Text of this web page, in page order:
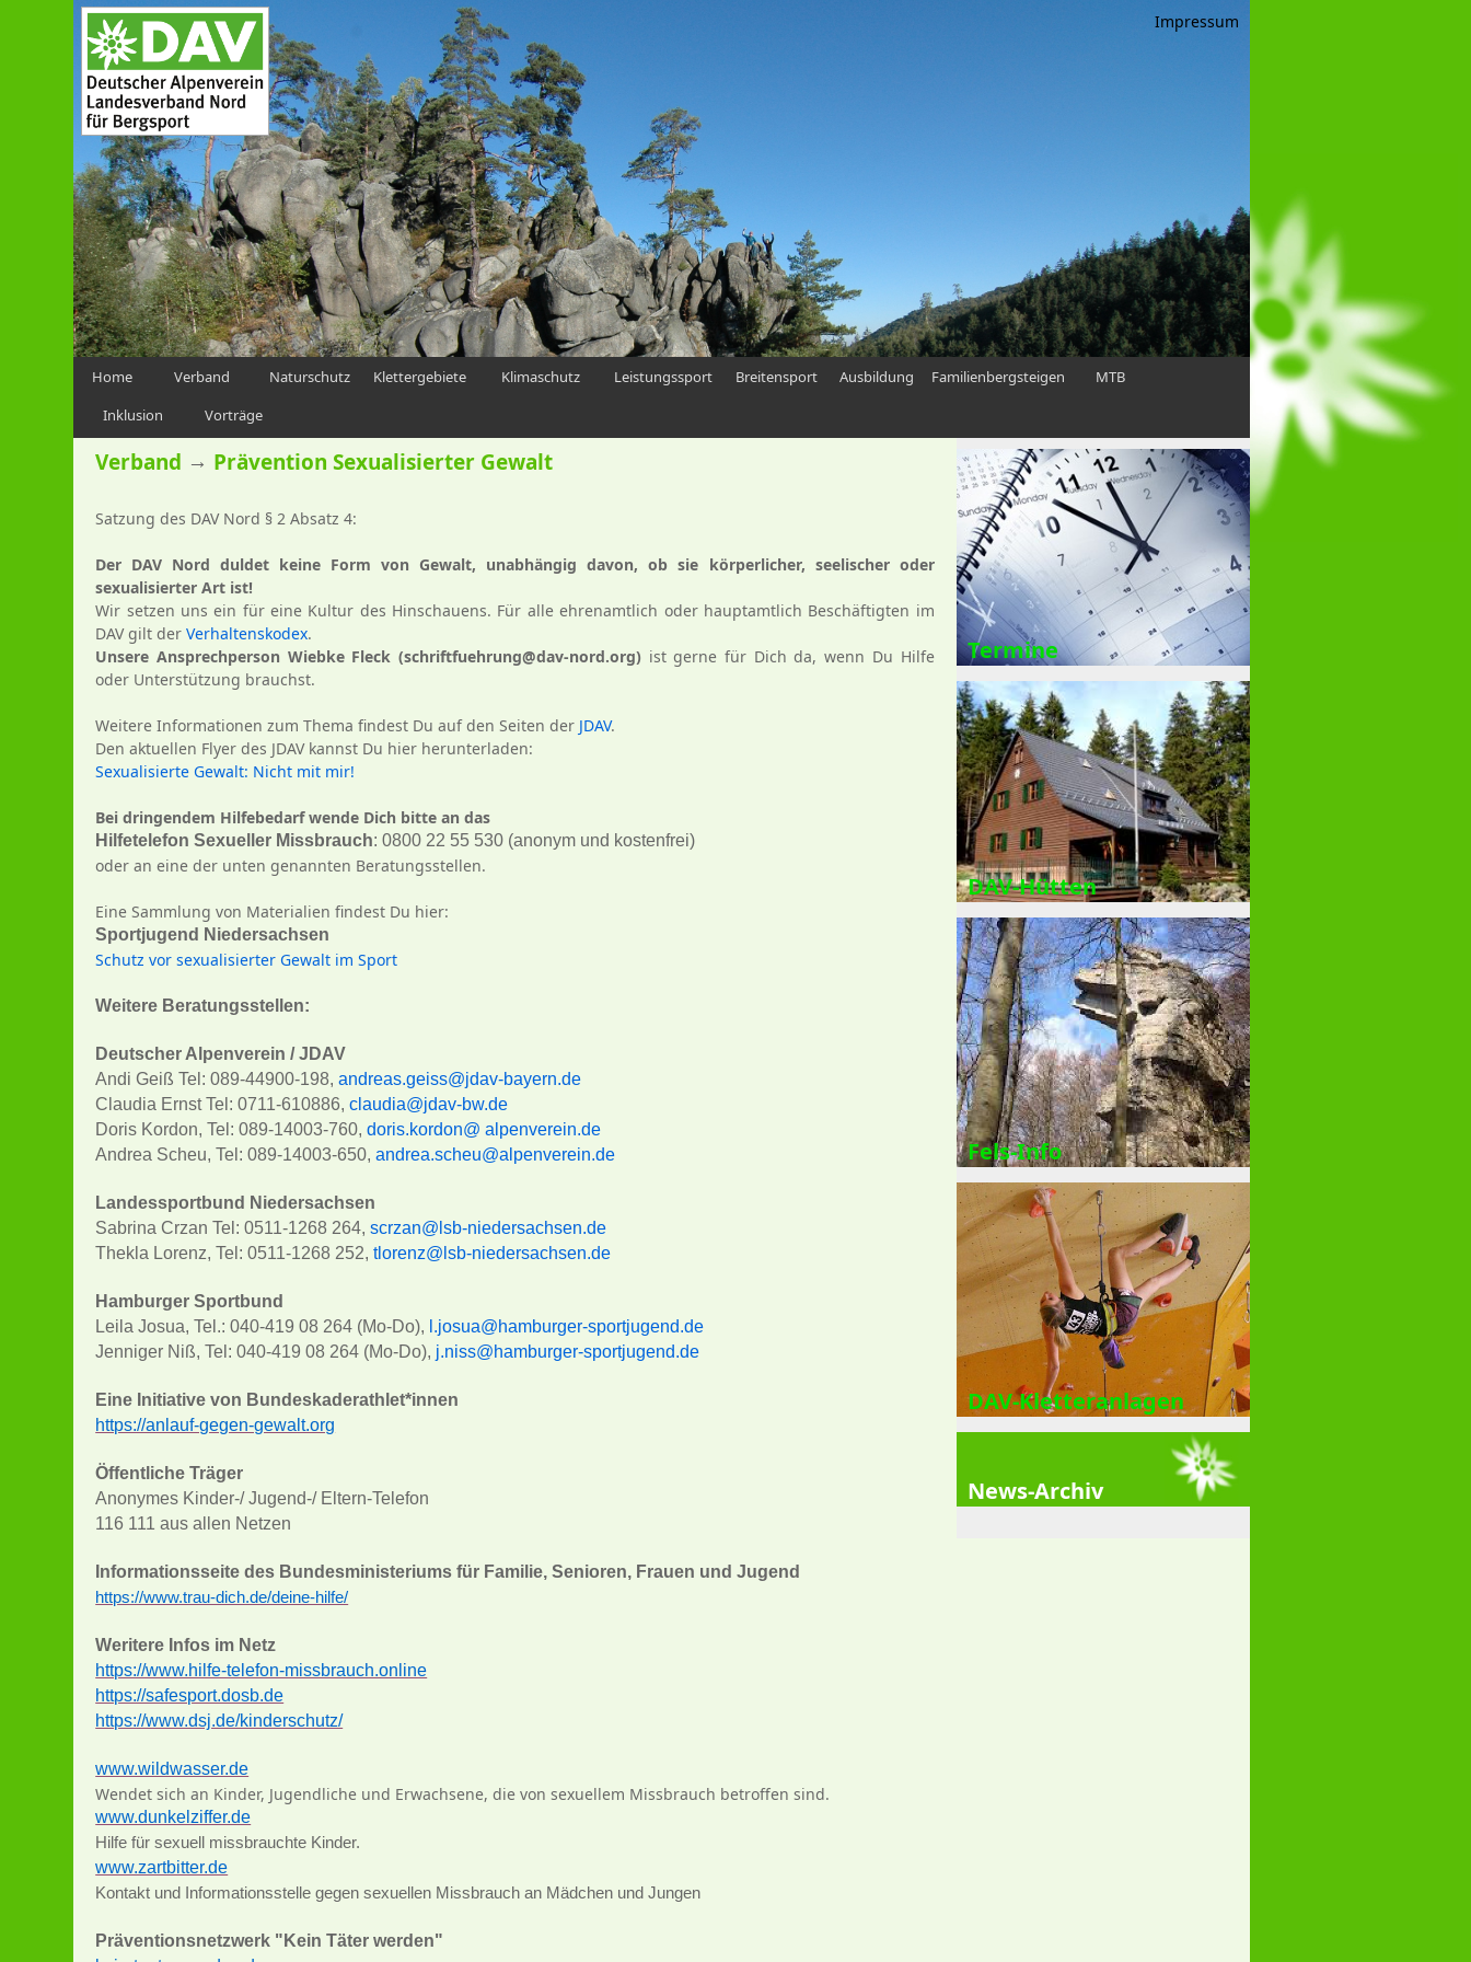
Impressum
Home Verband Naturschutz Klettergebiete Klimaschutz Leistungssport Breitensport Ausbildung Familienbergsteigen
MTB
Inklusion
Vorträge
Verband → Prävention Sexualisierter Gewalt
Satzung des DAV Nord § 2 Absatz 4:
Der DAV Nord duldet keine Form von Gewalt, unabhängig davon, ob sie körperlicher, seelischer oder
sexualisierter Art ist!
Wir setzen uns ein für eine Kultur des Hinschauens. Für alle ehrenamtlich oder hauptamtlich Beschäftigten im
DAV gilt derVerhaltenskodex.
Unsere Ansprechperson Wiebke Fleck (schriftfuehrung@dav-nord.org) ist gerne für Dich da, wenn Du Hilfe
oder Unterstützung brauchst.
Weitere Informationen zum Thema findest Du auf den Seiten der JDAV.
Den aktuellen Flyer des JDAV kannst Du hier herunterladen:
Sexualisierte Gewalt: Nicht mit mir!
Bei dringendem Hilfebedarf wende Dich bitte an das
Hilfetelefon Sexueller Missbrauch:0800 22 55 530 (anonym und kostenfrei)
oder an eine der unten genannten Beratungsstellen.
Eine Sammlung von Materialien findest Du hier:
Sportjugend Niedersachsen
Schutz vor sexualisierter Gewalt im Sport
Weitere Beratungsstellen:
Deutscher Alpenverein / JDAV
Andi Geiß Tel: 089-44900-198,andreas.geiss@jdav-bayern.de
Claudia Ernst Tel: 0711-610886,claudia@jdav-bw.de
Doris Kordon, Tel: 089-14003-760, doris.kordon@ alpenverein.de
Andrea Scheu, Tel: 089-14003-650, andrea.scheu@alpenverein.de
Landessportbund Niedersachsen
Sabrina Crzan Tel: 0511-1268 264, scrzan@lsb-niedersachsen.de
Thekla Lorenz, Tel: 0511-1268 252, tlorenz@lsb-niedersachsen.de
Hamburger Sportbund
Leila Josua, Tel.: 040-419 08 264 (Mo-Do), l.josua@hamburger-sportjugend.de
Jenniger Niß, Tel: 040-419 08 264 (Mo-Do), j.niss@hamburger-sportjugend.de
Eine Initiative von Bundeskaderathlet*innen
https://anlauf-gegen-gewalt.org
Öffentliche Träger
Anonymes Kinder-/ Jugend-/ Eltern-Telefon
116 111 aus allen Netzen
Informationsseite des Bundesministeriums für Familie, Senioren, Frauen und Jugend
https://www.trau-dich.de/deine-hilfe/
Weritere Infos im Netz
https://www.hilfe-telefon-missbrauch.online
https://safesport.dosb.de
https://www.dsj.de/kinderschutz/
www.wildwasser.de
Wendet sich an Kinder, Jugendliche und Erwachsene, die von sexuellem Missbrauch betroffen sind.
www.dunkelziffer.de
Hilfe für sexuell missbrauchte Kinder.
www.zartbitter.de
Kontakt und Informationsstelle gegen sexuellen Missbrauch an Mädchen und Jungen
Präventionsnetzwerk "Kein Täter werden"
Termine
DAV-Hütten
Fels-Info
DAV-Kletteranlagen
News-Archiv